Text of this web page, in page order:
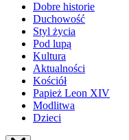
Dobre historie
Duchowość
Styl życia
Pod lupą
Kultura
Aktualności
Kościół
Papież Leon XIV
Modlitwa
Dzieci